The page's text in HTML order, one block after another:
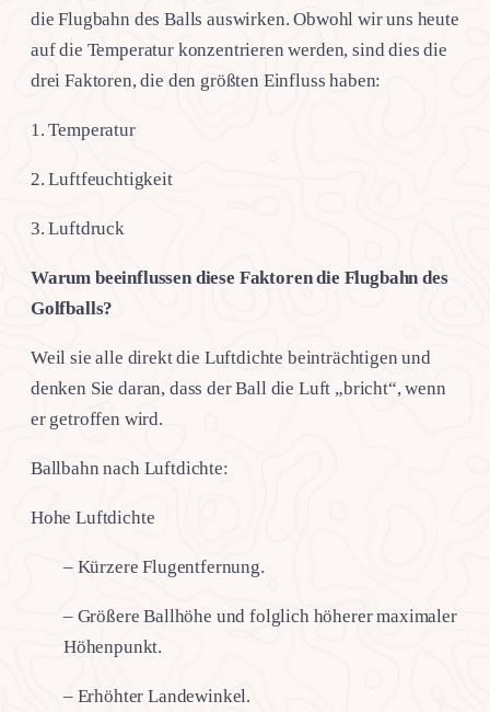
die Flugbahn des Balls auswirken. Obwohl wir uns heute
auf die Temperatur konzentrieren werden, sind dies die
drei Faktoren, die den größten Einfluss haben:
1. Temperatur
2. Luftfeuchtigkeit
3. Luftdruck
Warum beeinflussen diese Faktoren die Flugbahn des
Golfballs?
Weil sie alle direkt die Luftdichte beinträchtigen und
denken Sie daran, dass der Ball die Luft „bricht“, wenn
er getroffen wird.
Ballbahn nach Luftdichte:
Hohe Luftdichte
– Kürzere Flugentfernung.
– Größere Ballhöhe und folglich höherer maximaler
Höhenpunkt.
– Erhöhter Landewinkel.